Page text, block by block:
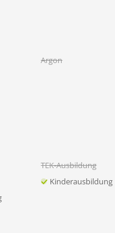
Argon
TEK-Ausbildung
Kinderausbildung